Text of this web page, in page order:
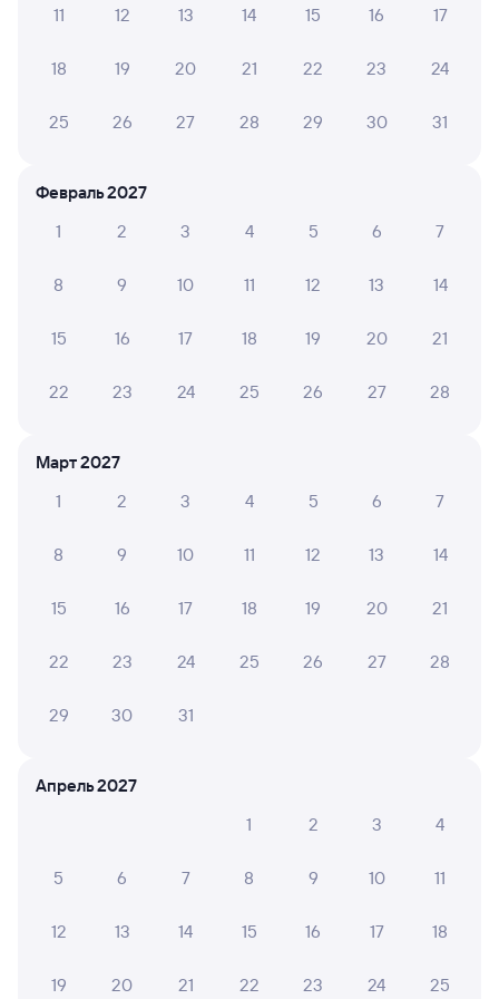
Железнодорожные билеты в Октябрьский
11 12 13 14 15 16 17
18 19 20 21 22 23 24
25 26 27 28 29 30 31
Февраль 2027
1
2 3 4 5 6 7
8 9 10 11 12 13 14
15 16 17 18 19 20 21
22 23 24 25 26 27 28
Март 2027
1
2 3 4 5 6 7
8 9 10 11 12 13 14
15 16 17 18 19 20 21
22 23 24 25 26 27 28
29 30 31
Апрель 2027
1
2 3 4
5 6 7 8 9 10 11
12 13 14 15 16 17 18
19 20 21 22 23 24 25